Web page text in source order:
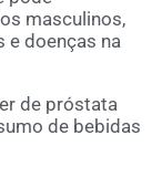
masculinos,
e doenças na
de próstata
de bebidas